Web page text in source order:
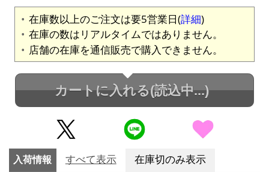
在庫数以上のご注文は要5営業日(詳細)
在庫の数はリアルタイムではありません。
店舗の在庫を通信販売で購入できません。
カートに入れる(読込中...)
入荷情報 すべて表示 在庫切のみ表示